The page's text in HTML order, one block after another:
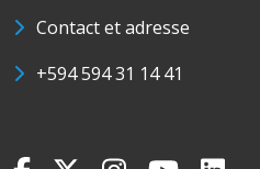
Contact et adresse
+594 594 31 14 41